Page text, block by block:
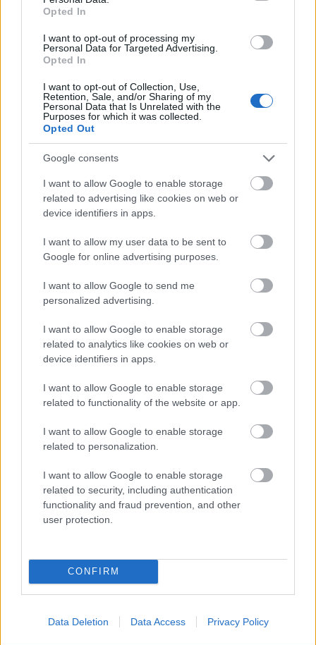
Opted In
I want to opt-out of processing my
Personal Data for Targeted Advertising.
Opted In
I want to opt-out of Collection, Use,
Retention, Sale, and/or Sharing of my
Personal Data that Is Unrelated with the
Purposes for which it was collected.
Opted Out
Google consents
I want to allow Google to enable storage
related to advertising like cookies on web or
device identifiers in apps.
I want to allow my user data to be sent to
Google for online advertising purposes.
I want to allow Google to send me
personalized advertising.
I want to allow Google to enable storage
related to analytics like cookies on web or
device identifiers in apps.
I want to allow Google to enable storage
related to functionality of the website or app.
I want to allow Google to enable storage
related to personalization.
I want to allow Google to enable storage
related to security, including authentication
functionality and fraud prevention, and other
user protection.
CONFIRM
Data Deletion Data Access Privacy Policy
ανατολικού Αιγαίου σποραδικές καταιγίδες.
στα νησιά του ανατολικού Αιγαίου 6 με 8 μποφόρ.
ΑΤΤΙΚΗ
Καιρός: Λίγες νεφώσεις παροδικά αυξημένες.